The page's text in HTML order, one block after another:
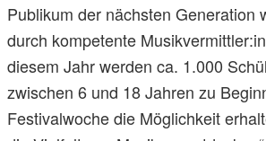
Publikum der nächsten Generation
durch kompetente
diesem Jahr werden ca. 1.000
zwischen 6 und 18 Jahren zu
Festivalwoche die Möglichkeit